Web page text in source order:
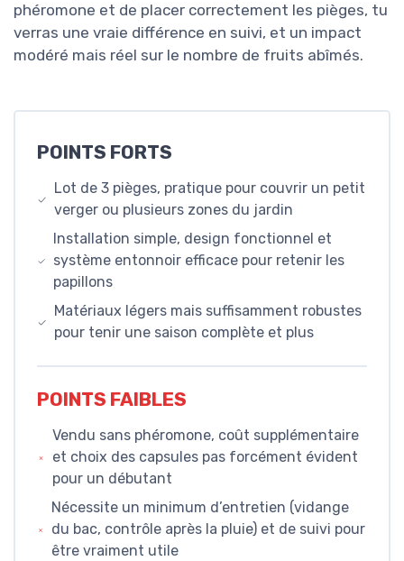
phéromone et de placer correctement les pièges, tu
verras une vraie différence en suivi, et un impact
modéré mais réel sur le nombre de fruits abîmés.
POINTS FORTS
Lot de 3 pièges, pratique pour couvrir un petit
verger ou plusieurs zones du jardin
Installation simple, design fonctionnel et
système entonnoir efficace pour retenir les
papillons
Matériaux légers mais suffisamment robustes
pour tenir une saison complète et plus
POINTS FAIBLES
Vendu sans phéromone, coût supplémentaire
et choix des capsules pas forcément évident
pour un débutant
Nécessite un minimum d’entretien (vidange
du bac, contrôle après la pluie) et de suivi pour
être vraiment utile